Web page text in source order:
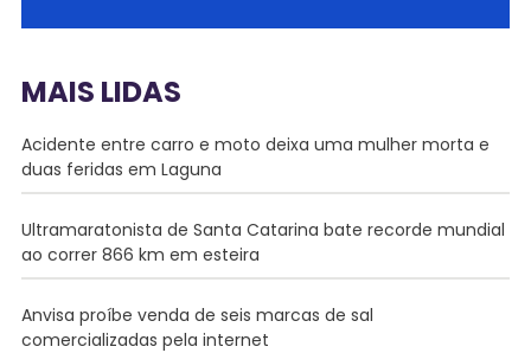
MAIS LIDAS
Acidente entre carro e moto deixa uma mulher morta e
duas feridas em Laguna
Ultramaratonista de Santa Catarina bate recorde mundial
ao correr 866 km em esteira
Anvisa proíbe venda de seis marcas de sal
comercializadas pela internet